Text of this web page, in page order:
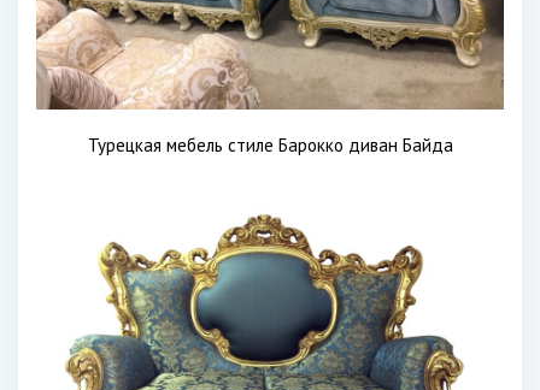
Турецкая мебель стиле Барокко диван Байда